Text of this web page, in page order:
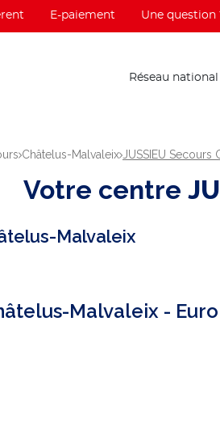
E-paiement Une question
Réseau national
Châtelus-Malvaleix JUSSIEU
Votre centre
Malvaleix
Malvaleix -